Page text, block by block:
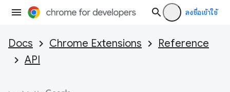
ลงชื่อเข้าใช้
Docs Chrome Extensions
Reference
API